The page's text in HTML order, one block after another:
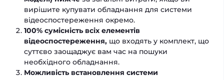
вирішите купувати обладнання для системи
відеоспостереження окремо.
100% сумісність всіх елементів
відеоспостереження, що входять у комплект, що
суттєво заощаджує вам час на пошуки
необхідного обладнання.
Можливість встановлення системи